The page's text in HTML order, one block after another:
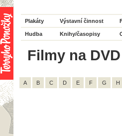
Plakáty Výstavní činnost
Hudba Knihy/časopisy
Filmy na
A B C D E F G H